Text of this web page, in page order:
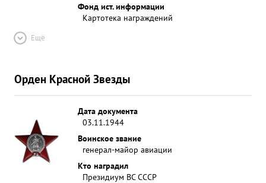
Фонд ист. информации
Картотека награждений
Ещё
Орден Красной Звезды
Дата документа
03.11.1944
Воинское звание
генерал-майор авиации
Кто наградил
Президиум ВС СССР